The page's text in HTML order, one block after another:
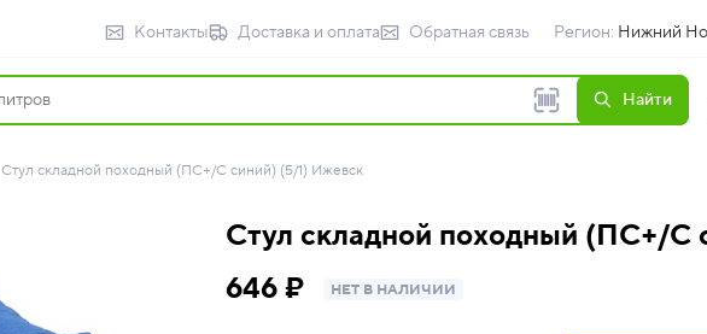
Контакты Доставка и оплата Обратная связь Регион: Нижний
Найти
Стул складной походный (ПС+/С синий) (5/1) Ижевск
Стул складной походный (ПС+/С
646 ₽
НЕТ В НАЛИЧИИ